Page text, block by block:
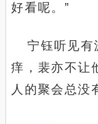
好看呢。”
宁钰听见有
痒，裴亦不让
人的聚会总没